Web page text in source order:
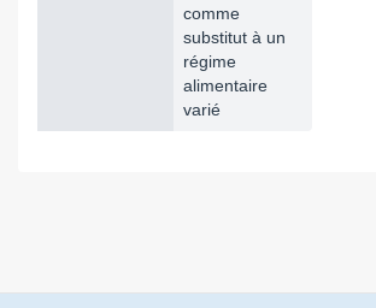
comme
substitut à un
régime
alimentaire
varié